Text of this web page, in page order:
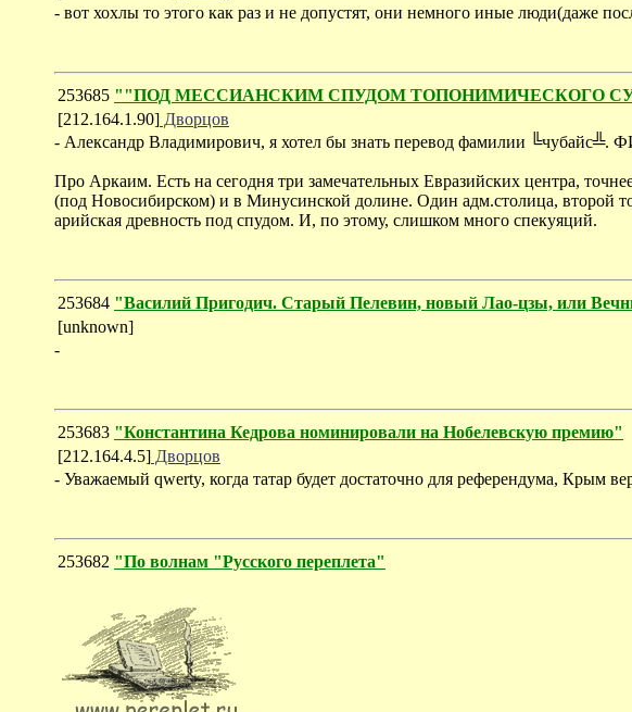
- вот хохлы то этого как раз и не допустят, они немного иные люди(даже
253685 ""ПОД МЕССИАНСКИМ СПУДОМ ТОПОНИМИЧЕСКОГО
[212.164.1.90] Дворцов
- Александр Владимирович, я хотел бы знать перевод фамилии ╚чубайс╩.
Про Аркаим. Есть на сегодня три замечательных Евразийских центра,
(под Новосибирском) и в Минусинской долине. Один адм.столица, второй
арийская древность под спудом. И, по этому, слишком много спекуяций.
253684 "Василий Пригодич. Старый Пелевин, новый Лао-цзы, или
[unknown]
-
253683 "Константина Кедрова номинировали на Нобелевскую премию"
[212.164.4.5] Дворцов
- Уважаемый qwerty, когда татар будет достаточно для референдума, Крым
253682 "По волнам "Русского переплета"